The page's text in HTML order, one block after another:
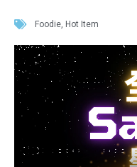
Foodie, Hot Item